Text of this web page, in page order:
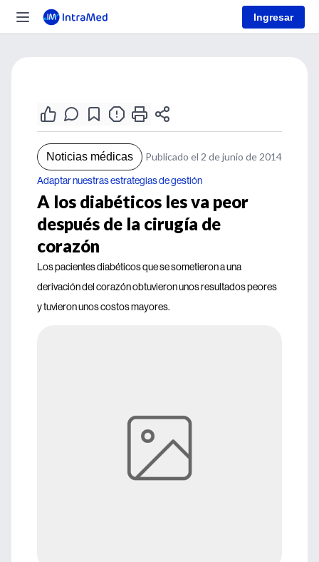
Ingresar
Noticias médicas Publicado el 2 de junio de 2014
Adaptar nuestras estrategias de gestión
A los diabéticos les va peor
después de la cirugía de
corazón
Los pacientes diabéticos que se sometieron a una
derivación del corazón obtuvieron unos resultados peores
y tuvieron unos costos mayores.